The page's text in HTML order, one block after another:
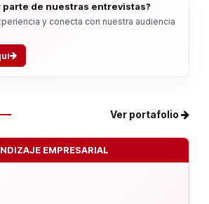
parte de nuestras entrevistas?
y conecta con nuestra audiencia
Ver portafolio
EMPRESARIAL